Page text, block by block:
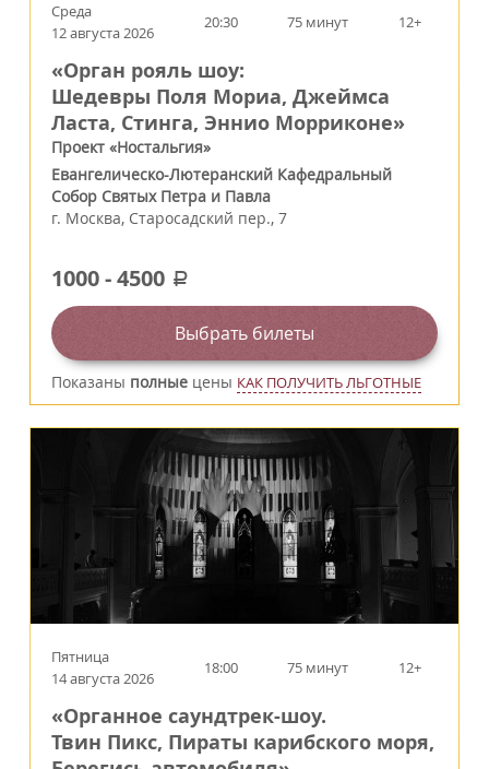
Среда
12 августа 2026
20:30 75 минут 12+
«Орган рояль шоу:
Шедевры Поля Мориа, Джеймса
Ласта, Стинга, Эннио Морриконе»
Проект «Ностальгия»
Евангелическо-Лютеранский Кафедральный
Собор Святых Петра и Павла
г. Москва, Старосадский пер., 7
1000-4500 a
Выбрать билеты
Показаны полные цены КАК ПОЛУЧИТЬ ЛЬГОТНЫЕ
Пятница
14 августа 2026
18:00 75 минут 12+
«Органное саундтрек-шоу.
Твин Пикс, Пираты карибского моря,